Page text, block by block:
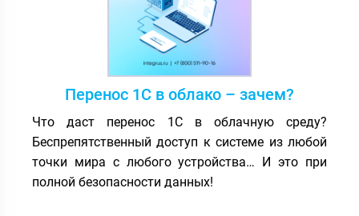
Перенос 1С в облако – зачем?
Что даст перенос 1С в облачную среду?
Беспрепятственный доступ к системе из любой
точки мира с любого устройства… И это при
полной безопасности данных!